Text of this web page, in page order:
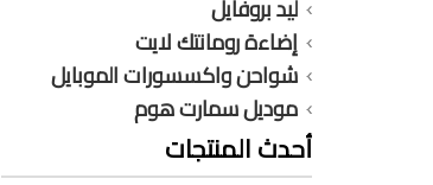
ليد بروفايل
إضاءة رومانتك لايت
شواحن واكسسورات الموبايل
موديل سمارت هوم
أحدث المنتجات